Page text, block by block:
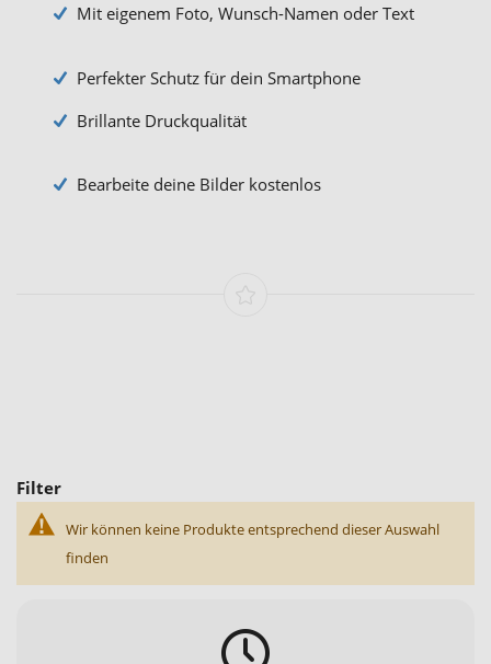
Mit eigenem Foto, Wunsch-Namen oder Text
Perfekter Schutz für dein Smartphone
Brillante Druckqualität
Bearbeite deine Bilder kostenlos
Filter
Wir können keine Produkte entsprechend dieser Auswahl
finden